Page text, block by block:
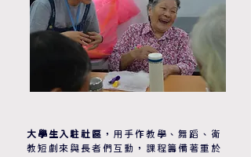
大學生入駐社區 ，用 手作教學、舞蹈、衛
教短劇來與長者們互動，課程籌備著重於